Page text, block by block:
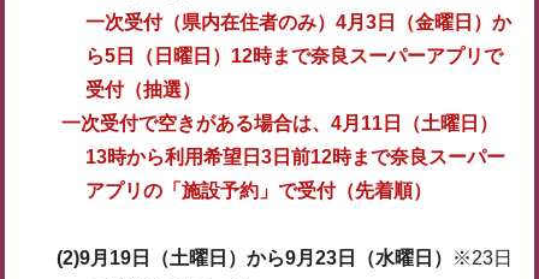
一次受付（県内在住者のみ）4月3日（金曜日）か
ら5日（日曜日）12時まで奈良スーパーアプリで
受付（抽選）
一次受付で空きがある場合は、4月11日（土曜日）
13時から利用希望日3日前12時まで奈良スーパー
アプリの「施設予約」で受付（先着順）
(2)9月19日（土曜日）から9月23日（水曜日）
※23日